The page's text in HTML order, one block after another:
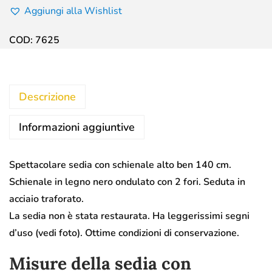
Aggiungi alla Wishlist
COD: 7625
Descrizione
Informazioni aggiuntive
Spettacolare sedia con schienale alto ben 140 cm.
Schienale in legno nero ondulato con 2 fori. Seduta in
acciaio traforato.
La sedia non è stata restaurata. Ha leggerissimi segni
d’uso (vedi foto). Ottime condizioni di conservazione.
Misure della sedia con